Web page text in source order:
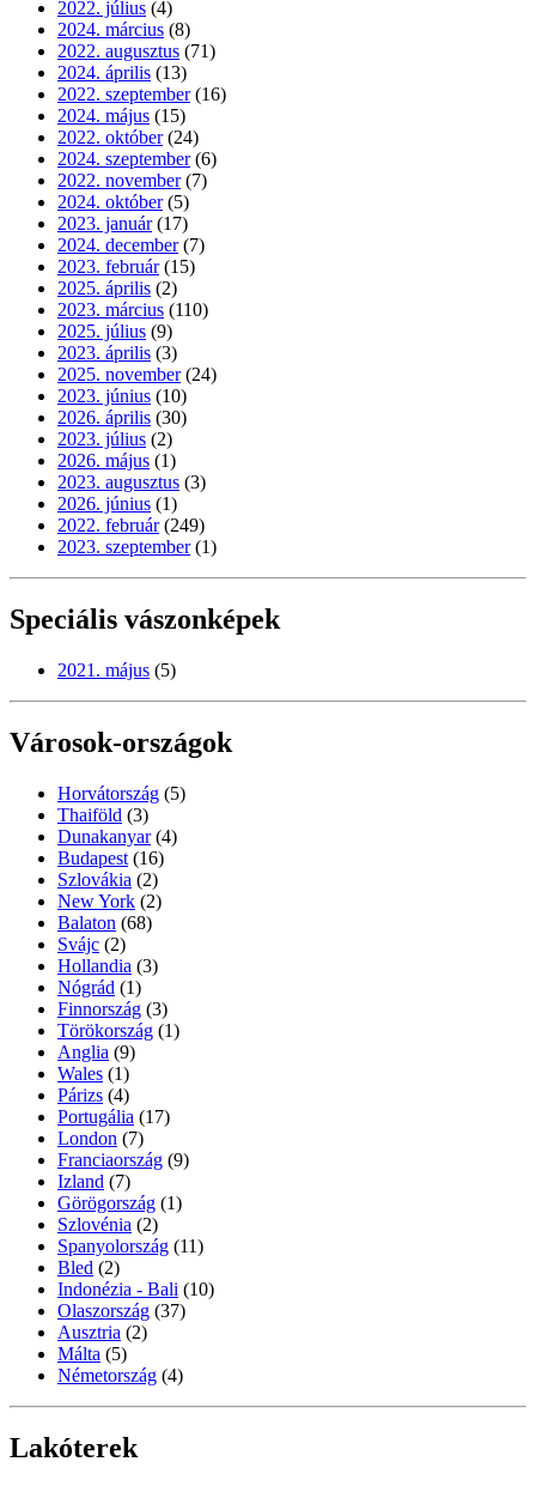
2022. július (4)
2024. március (8)
2022. augusztus (71)
2024. április (13)
2022. szeptember (16)
2024. május (15)
2022. október (24)
2024. szeptember (6)
2022. november (7)
2024. október (5)
2023. január (17)
2024. december (7)
2023. február (15)
2025. április (2)
2023. március (110)
2025. július (9)
2023. április (3)
2025. november (24)
2023. június (10)
2026. április (30)
2023. július (2)
2026. május (1)
2023. augusztus (3)
2026. június (1)
2022. február (249)
2023. szeptember (1)
Speciális vászonképek
2021. május (5)
Városok-országok
Horvátország (5)
Thaiföld (3)
Dunakanyar (4)
Budapest (16)
Szlovákia (2)
New York (2)
Balaton (68)
Svájc (2)
Hollandia (3)
Nógrád (1)
Finnország (3)
Törökország (1)
Anglia (9)
Wales (1)
Párizs (4)
Portugália (17)
London (7)
Franciaország (9)
Izland (7)
Görögország (1)
Szlovénia (2)
Spanyolország (11)
Bled (2)
Indonézia - Bali (10)
Olaszország (37)
Ausztria (2)
Málta (5)
Németország (4)
Lakóterek